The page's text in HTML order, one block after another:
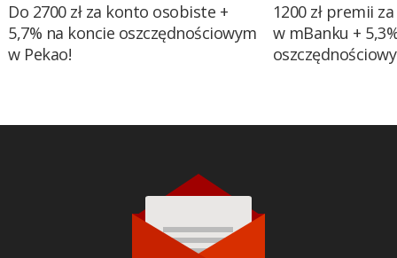
Do 2700 zł za konto osobiste +
5,7% na koncie oszczędnościowym
w Pekao!
1200 zł premii
w mBanku +